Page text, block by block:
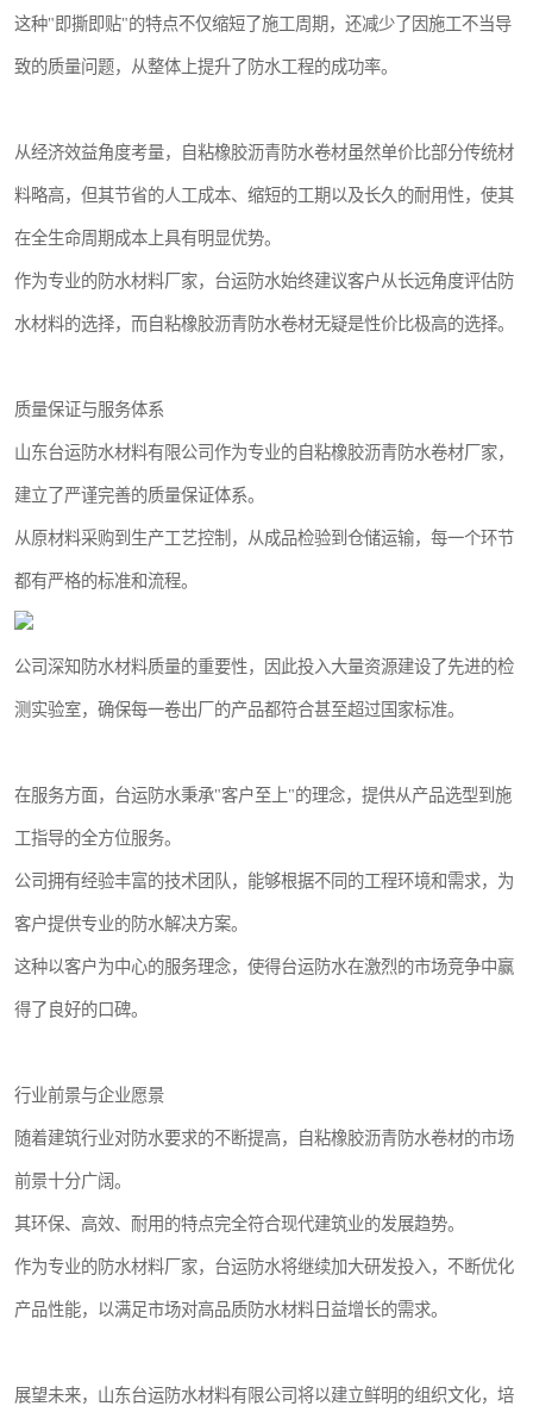
这种"即撕即贴"的特点不仅缩短了施工周期，还减少了因施工不当导
致的质量问题，从整体上提升了防水工程的成功率。
从经济效益角度考量，自粘橡胶沥青防水卷材虽然单价比部分传统材
料略高，但其节省的人工成本、缩短的工期以及长久的耐用性，使其
在全生命周期成本上具有明显优势。
作为专业的防水材料厂家，台运防水始终建议客户从长远角度评估防
水材料的选择，而自粘橡胶沥青防水卷材无疑是性价比极高的选择。
质量保证与服务体系
山东台运防水材料有限公司作为专业的自粘橡胶沥青防水卷材厂家，
建立了严谨完善的质量保证体系。
从原材料采购到生产工艺控制，从成品检验到仓储运输，每一个环节
都有严格的标准和流程。
公司深知防水材料质量的重要性，因此投入大量资源建设了先进的检
测实验室，确保每一卷出厂的产品都符合甚至超过国家标准。
在服务方面，台运防水秉承"客户至上"的理念，提供从产品选型到施
工指导的全方位服务。
公司拥有经验丰富的技术团队，能够根据不同的工程环境和需求，为
客户提供专业的防水解决方案。
这种以客户为中心的服务理念，使得台运防水在激烈的市场竞争中赢
得了良好的口碑。
行业前景与企业愿景
随着建筑行业对防水要求的不断提高，自粘橡胶沥青防水卷材的市场
前景十分广阔。
其环保、高效、耐用的特点完全符合现代建筑业的发展趋势。
作为专业的防水材料厂家，台运防水将继续加大研发投入，不断优化
产品性能，以满足市场对高品质防水材料日益增长的需求。
展望未来，山东台运防水材料有限公司将以建立鲜明的组织文化，培